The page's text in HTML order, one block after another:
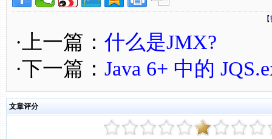
【
·上一篇： 什么是JMX?
·下一篇： Java 6+ 中的
文章评分